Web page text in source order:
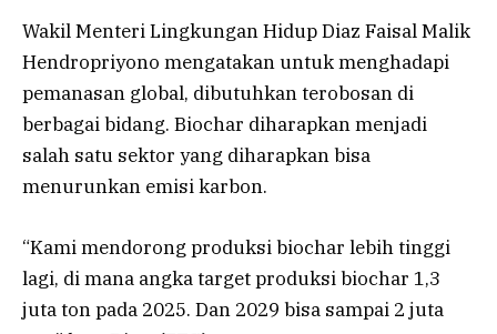
Wakil Menteri Lingkungan Hidup Diaz Faisal Malik
Hendropriyono mengatakan untuk menghadapi
pemanasan global, dibutuhkan terobosan di
berbagai bidang. Biochar diharapkan menjadi
salah satu sektor yang diharapkan bisa
menurunkan emisi karbon.
“Kami mendorong produksi biochar lebih tinggi
lagi, di mana angka target produksi biochar 1,3
juta ton pada 2025. Dan 2029 bisa sampai 2 juta